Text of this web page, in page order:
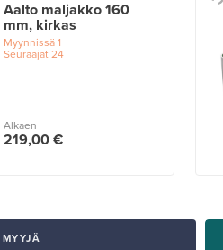
Aalto maljakko 160
mm, kirkas
Myynnissä1
Seuraajat24
Alkaen
219,00 €
MYYJÄ